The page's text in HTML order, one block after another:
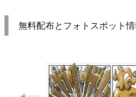
無料配布とフォトスポット情